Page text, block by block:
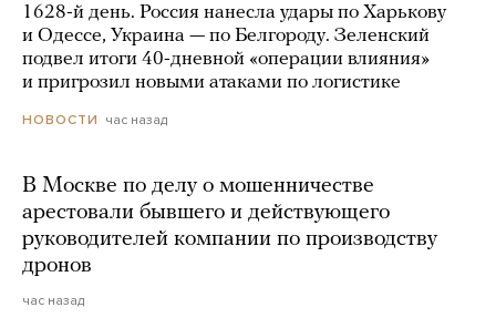
1628-й день. Россия нанесла удары по Харькову
и Одессе, Украина — по Белгороду. Зеленский
подвел итоги 40-дневной «операции влияния»
и пригрозил новыми атаками по логистике
НОВОСТИ час назад
В Москве по делу о мошенничестве
арестовали бывшего и действующего
руководителей компании по производству
дронов
час назад